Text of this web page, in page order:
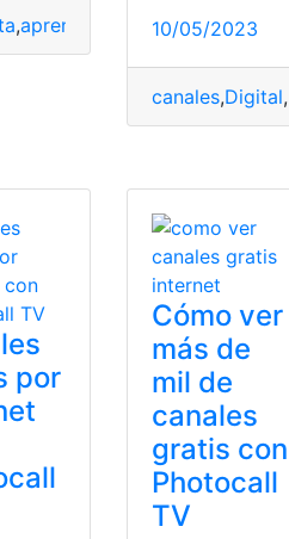
televisión
,aprender Educa televisión,
10/05/2023
canales,Digital,
por
Cómo ver
más de
mil de
canales
gratis con
Photocall
TV